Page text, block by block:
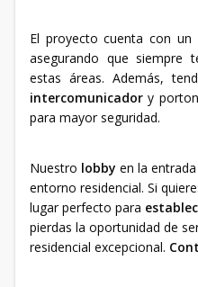
El proyecto cuenta con un
asegurando que siempre
estas áreas. Además,
intercomunicador y
para mayor seguridad.
Nuestro lobby en la
entorno residencial. Si
lugar perfecto para
pierdas la oportunidad de
residencial excepcional.